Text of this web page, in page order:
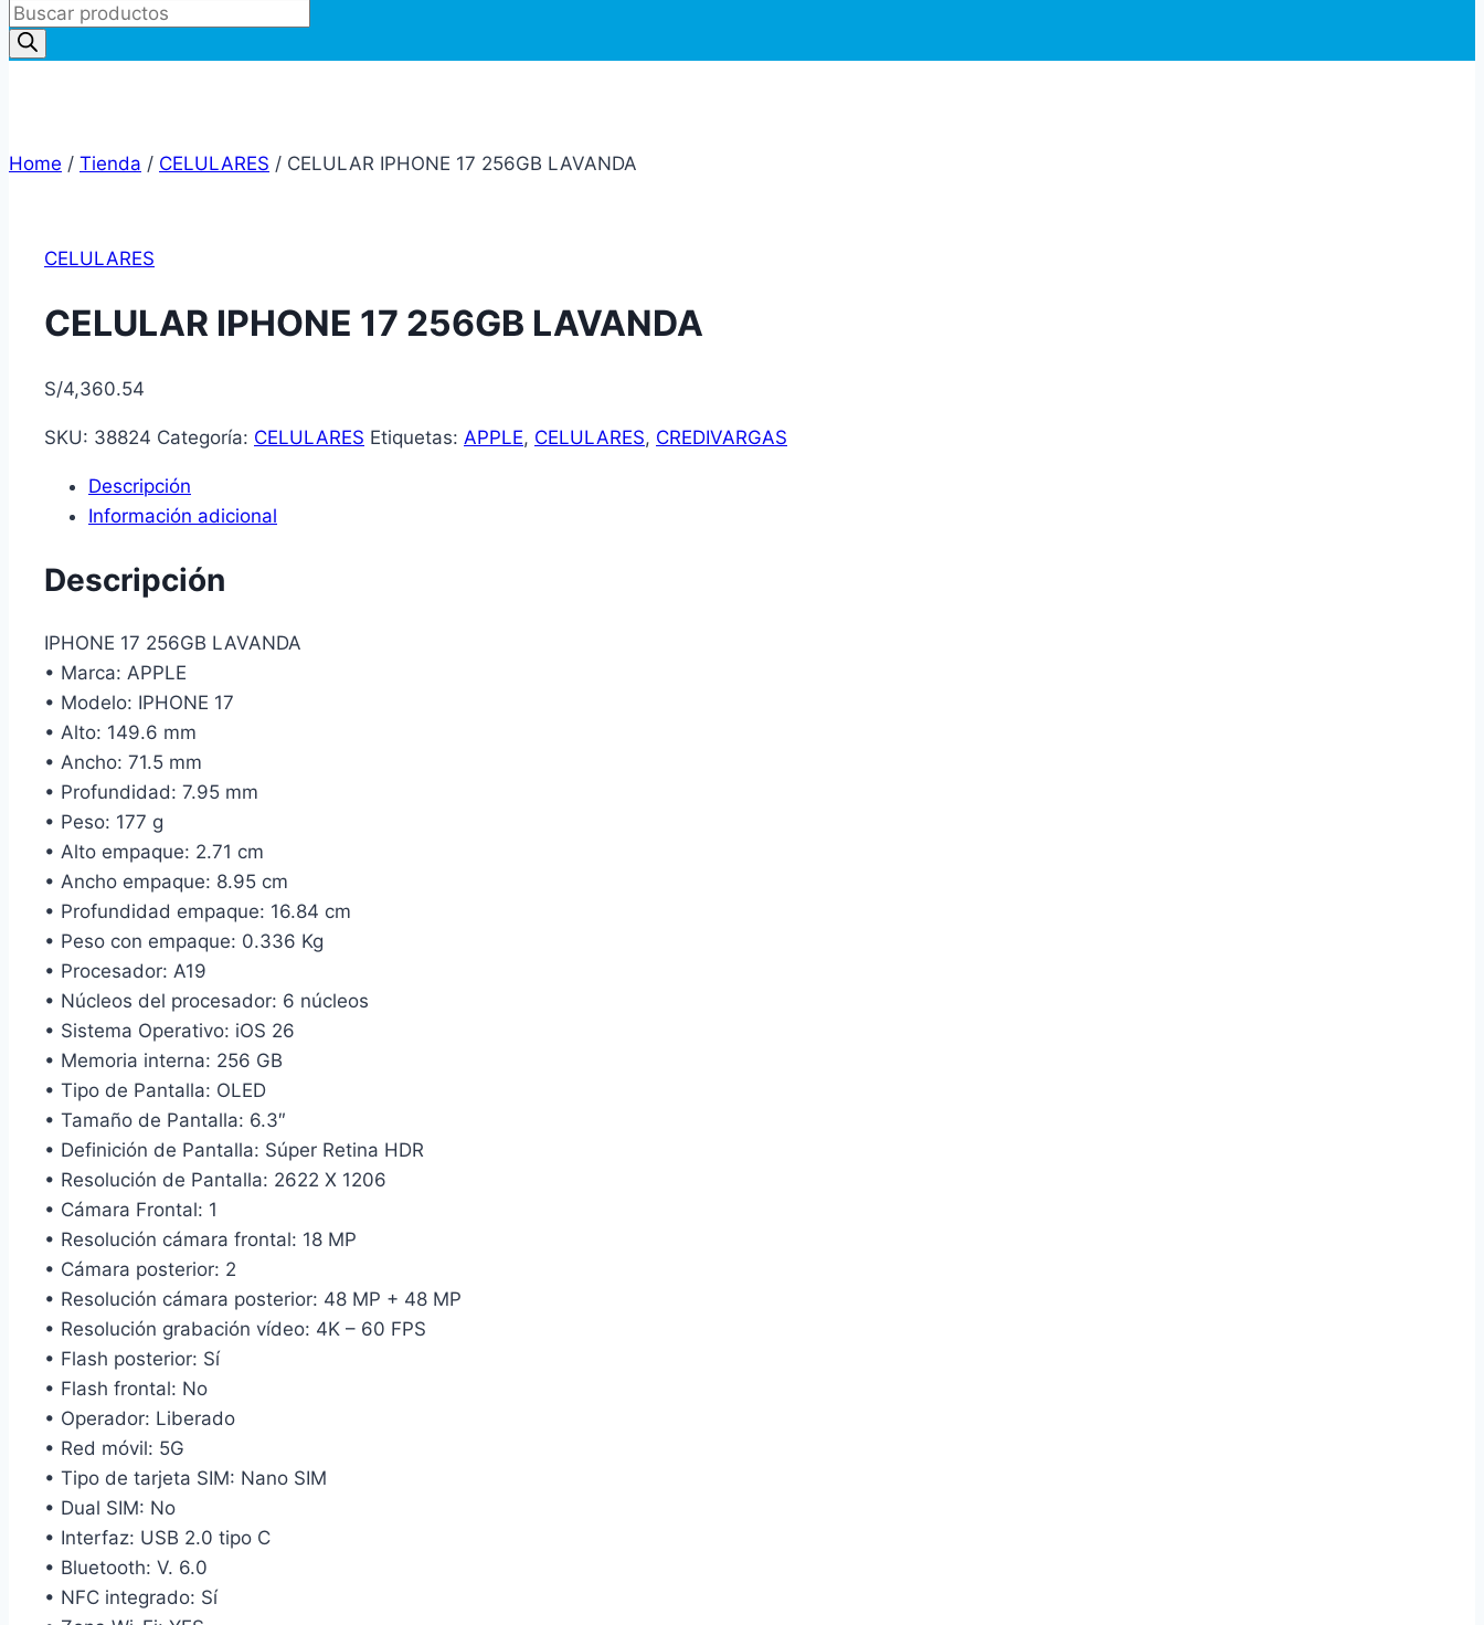
Products
search
Home / Tienda / CELULARES / CELULAR IPHONE 17 256GB LAVANDA
CELULARES
CELULAR IPHONE 17 256GB LAVANDA
S/4,360.54
SKU: 38824 Categoría: CELULARES Etiquetas: APPLE, CELULARES, CREDIVARGAS
Descripción
Información adicional
Descripción
IPHONE 17 256GB LAVANDA
• Marca: APPLE
• Modelo: IPHONE 17
• Alto: 149.6 mm
• Ancho: 71.5 mm
• Profundidad: 7.95 mm
• Peso: 177 g
• Alto empaque: 2.71 cm
• Ancho empaque: 8.95 cm
• Profundidad empaque: 16.84 cm
• Peso con empaque: 0.336 Kg
• Procesador: A19
• Núcleos del procesador: 6 núcleos
• Sistema Operativo: iOS 26
• Memoria interna: 256 GB
• Tipo de Pantalla: OLED
• Tamaño de Pantalla: 6.3″
• Definición de Pantalla: Súper Retina HDR
• Resolución de Pantalla: 2622 X 1206
• Cámara Frontal: 1
• Resolución cámara frontal: 18 MP
• Cámara posterior: 2
• Resolución cámara posterior: 48 MP + 48 MP
• Resolución grabación vídeo: 4K – 60 FPS
• Flash posterior: Sí
• Flash frontal: No
• Operador: Liberado
• Red móvil: 5G
• Tipo de tarjeta SIM: Nano SIM
• Dual SIM: No
• Interfaz: USB 2.0 tipo C
• Bluetooth: V. 6.0
• NFC integrado: Sí